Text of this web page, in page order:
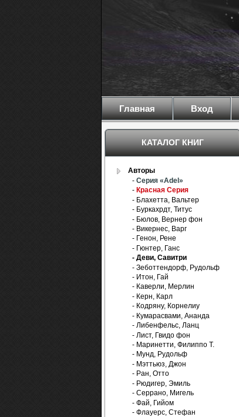
Главная Вход
КАТАЛОГ КНИГ
Авторы
- Серия «Adel»
- Красная Серия
- Блахетта, Вальтер
- Буркахрдт, Титус
- Бюлов, Вернер фон
- Викернес, Варг
- Генон, Рене
- Гюнтер, Ганс
- Деви, Савитри
- Зеботтендорф, Рудольф
- Итон, Гай
- Каверли, Мерлин
- Керн, Карл
- Кодряну, Корнелиу
- Кумарасвами, Ананда
- Либенфельс, Ланц
- Лист, Гвидо фон
- Маринетти, Филиппо Т.
- Мунд, Рудольф
- Мэттьюз, Джон
- Ран, Отто
- Рюдигер, Эмиль
- Серрано, Мигель
- Фай, Гийом
- Флауерс, Стефан